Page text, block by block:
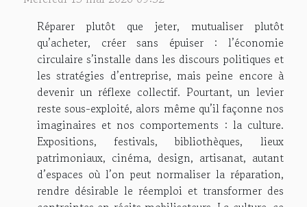
Réparer plutôt que jeter, mutualiser plutôt
qu’acheter, créer sans épuiser : l’économie
circulaire s’installe dans les discours politiques et
les stratégies d’entreprise, mais peine encore à
devenir un réflexe collectif. Pourtant, un levier
reste sous-exploité, alors même qu’il façonne nos
imaginaires et nos comportements : la culture.
Expositions, festivals, bibliothèques, lieux
patrimoniaux, cinéma, design, artisanat, autant
d’espaces où l’on peut normaliser la réparation,
rendre désirable le réemploi et transformer des